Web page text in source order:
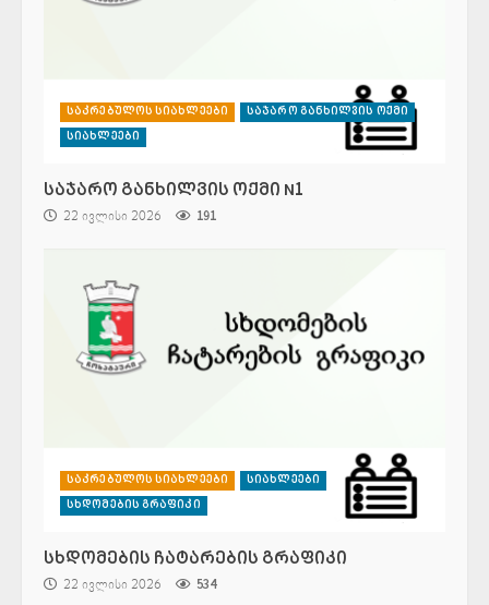
საკრებულოს სიახლეები საჯარო განხილვის ოქმი
სიახლეები
საჯარო განხილვის ოქმი N1
22 ივლისი 2026 191
საკრებულოს სიახლეები სიახლეები
სხდომების გრაფიკი
სხდომების ჩატარების გრაფიკი
22 ივლისი 2026 534